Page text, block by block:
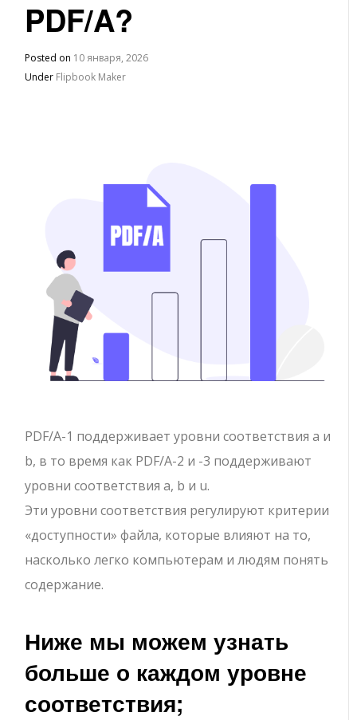
PDF/A?
Posted on 10 января, 2026
Under Flipbook Maker
PDF/A-1 поддерживает уровни соответствия a и
b, в то время как PDF/A-2 и -3 поддерживают
уровни соответствия a, b и u.
Эти уровни соответствия регулируют критерии
«доступности» файла, которые влияют на то,
насколько легко компьютерам и людям понять
содержание.
Ниже мы можем узнать
больше о каждом уровне
соответствия;